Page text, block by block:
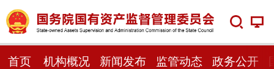
首页 机构概况 新闻发布 监管动态 政务公开